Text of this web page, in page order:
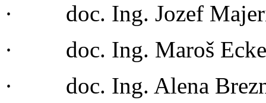
· doc. Ing. Jozef
· doc. Ing. Maroš
· doc. Ing. Alena